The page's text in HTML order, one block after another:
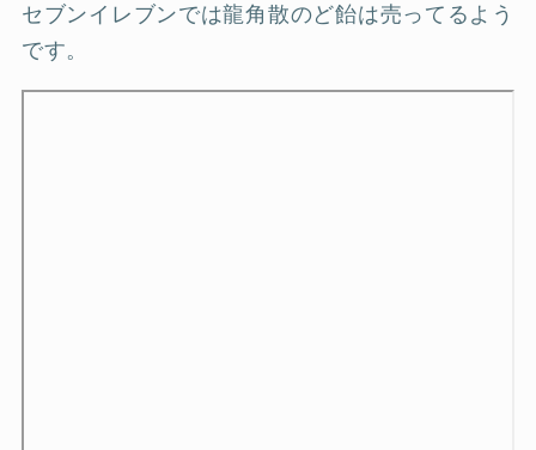
セブンイレブンでは龍角散のど飴は売ってるよう
です。